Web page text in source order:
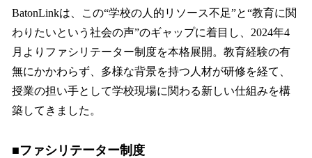
BatonLinkは、この“学校の人的リソース不足”と“教育に関
わりたいという社会の声”のギャップに着目し、2024年4
月よりファシリテーター制度を本格展開。教育経験の有
無にかかわらず、多様な背景を持つ人材が研修を経て、
授業の担い手として学校現場に関わる新しい仕組みを構
築してきました。
■ファシリテーター制度